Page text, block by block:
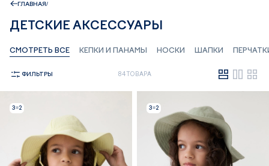
ГЛАВНАЯ
ДЕТСКИЕ АКСЕССУАРЫ
СМОТРЕТЬ ВСЕ КЕПКИ И ПАНАМЫ НОСКИ ШАПКИ
ФИЛЬТРЫ 84 ТОВАРА
3=2 3=2